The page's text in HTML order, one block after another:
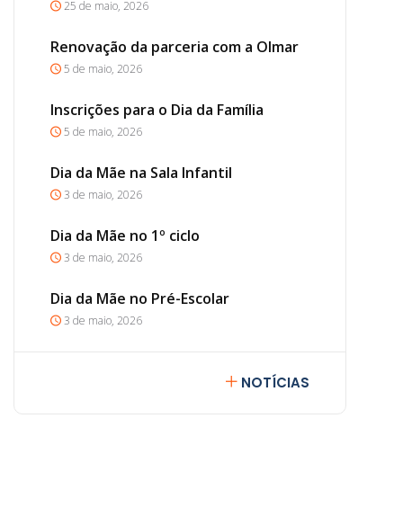
25 de maio, 2026
Renovação da parceria com a Olmar
5 de maio, 2026
Inscrições para o Dia da Família
5 de maio, 2026
Dia da Mãe na Sala Infantil
3 de maio, 2026
Dia da Mãe no 1º ciclo
3 de maio, 2026
Dia da Mãe no Pré-Escolar
3 de maio, 2026
NOTÍCIAS